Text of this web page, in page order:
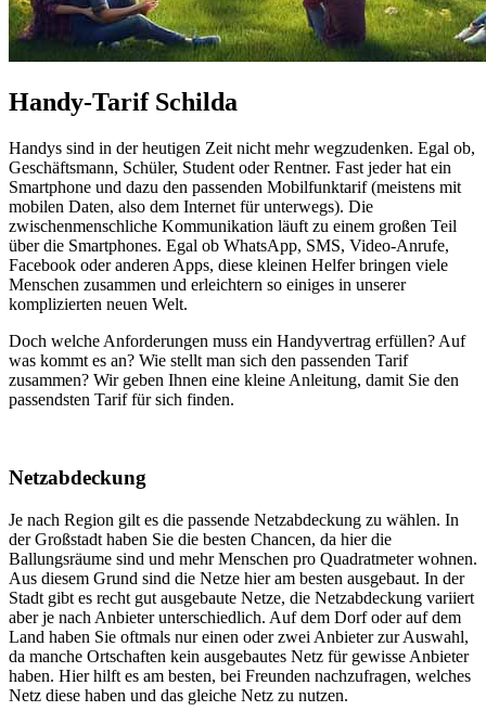
Handy-Tarif Schilda
Handys sind in der heutigen Zeit nicht mehr wegzudenken. Egal ob,
Geschäftsmann, Schüler, Student oder Rentner. Fast jeder hat ein
Smartphone und dazu den passenden Mobilfunktarif (meistens mit
mobilen Daten, also dem Internet für unterwegs). Die
zwischenmenschliche Kommunikation läuft zu einem großen Teil
über die Smartphones. Egal ob WhatsApp, SMS, Video-Anrufe,
Facebook oder anderen Apps, diese kleinen Helfer bringen viele
Menschen zusammen und erleichtern so einiges in unserer
komplizierten neuen Welt.
Doch welche Anforderungen muss ein Handyvertrag erfüllen? Auf
was kommt es an? Wie stellt man sich den passenden Tarif
zusammen? Wir geben Ihnen eine kleine Anleitung, damit Sie den
passendsten Tarif für sich finden.
Netzabdeckung
Je nach Region gilt es die passende Netzabdeckung zu wählen. In
der Großstadt haben Sie die besten Chancen, da hier die
Ballungsräume sind und mehr Menschen pro Quadratmeter wohnen.
Aus diesem Grund sind die Netze hier am besten ausgebaut. In der
Stadt gibt es recht gut ausgebaute Netze, die Netzabdeckung variiert
aber je nach Anbieter unterschiedlich. Auf dem Dorf oder auf dem
Land haben Sie oftmals nur einen oder zwei Anbieter zur Auswahl,
da manche Ortschaften kein ausgebautes Netz für gewisse Anbieter
haben. Hier hilft es am besten, bei Freunden nachzufragen, welches
Netz diese haben und das gleiche Netz zu nutzen.